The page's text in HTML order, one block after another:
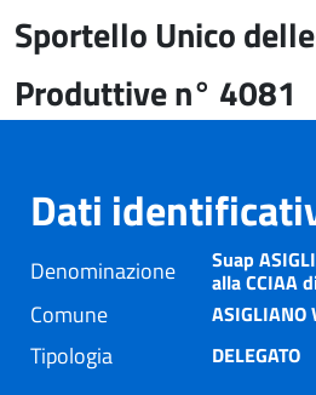
Sportello Unico
Produttive n° 4081
Dati
Denominazione Suap
alla CCIAA
Comune ASIGLIANO
Tipologia DELEGATO